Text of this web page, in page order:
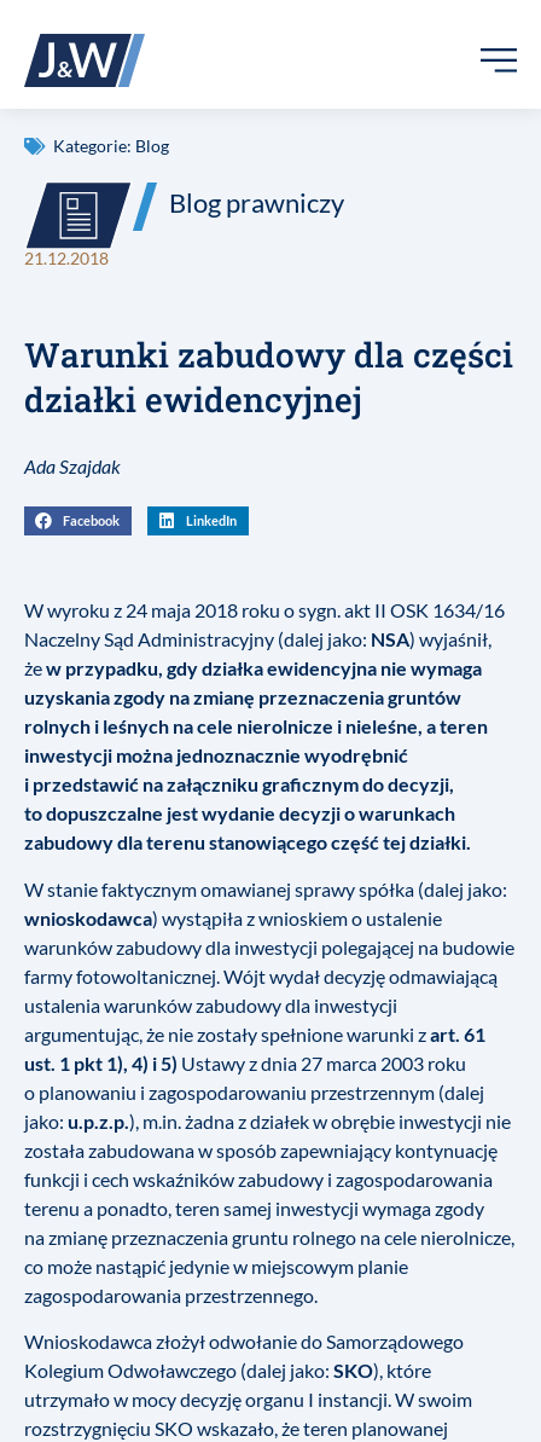
Kategorie: Blog
Blog prawniczy
21.12.2018
Warunki zabudowy dla części
działki ewidencyjnej
Ada Szajdak
Facebook LinkedIn
W wyroku z 24 maja 2018 roku o sygn. akt II OSK 1634/16
Naczelny Sąd Administracyjny (dalej jako: NSA) wyjaśnił,
żew przypadku, gdy działka ewidencyjna nie wymaga
uzyskania zgody na zmianę przeznaczenia gruntów
rolnych i leśnych na cele nierolnicze i nieleśne, a teren
inwestycji można jednoznacznie wyodrębnić
i przedstawić na załączniku graficznym do decyzji,
to dopuszczalne jest wydanie decyzji o warunkach
zabudowy dla terenu stanowiącego część tej działki.
W stanie faktycznym omawianej sprawy spółka (dalej jako:
wnioskodawca) wystąpiła z wnioskiem o ustalenie
warunków zabudowy dla inwestycji polegającej na budowie
farmy fotowoltanicznej. Wójt wydał decyzję odmawiającą
ustalenia warunków zabudowy dla inwestycji
argumentując, że nie zostały spełnione warunki zart. 61
ust. 1 pkt 1), 4) i 5) Ustawy z dnia 27 marca 2003 roku
o planowaniu i zagospodarowaniu przestrzennym (dalej
jako: u.p.z.p. ), m.in. żadna z działek w obrębie inwestycji nie
została zabudowana w sposób zapewniający kontynuację
funkcji i cech wskaźników zabudowy i zagospodarowania
terenu a ponadto, teren samej inwestycji wymaga zgody
na zmianę przeznaczenia gruntu rolnego na cele nierolnicze,
co może nastąpić jedynie w miejscowym planie
zagospodarowania przestrzennego.
Wnioskodawca złożył odwołanie do Samorządowego
Kolegium Odwoławczego (dalej jako: SKO), które
utrzymało w mocy decyzję organu I instancji. W swoim
rozstrzygnięciu SKO wskazało, że teren planowanej